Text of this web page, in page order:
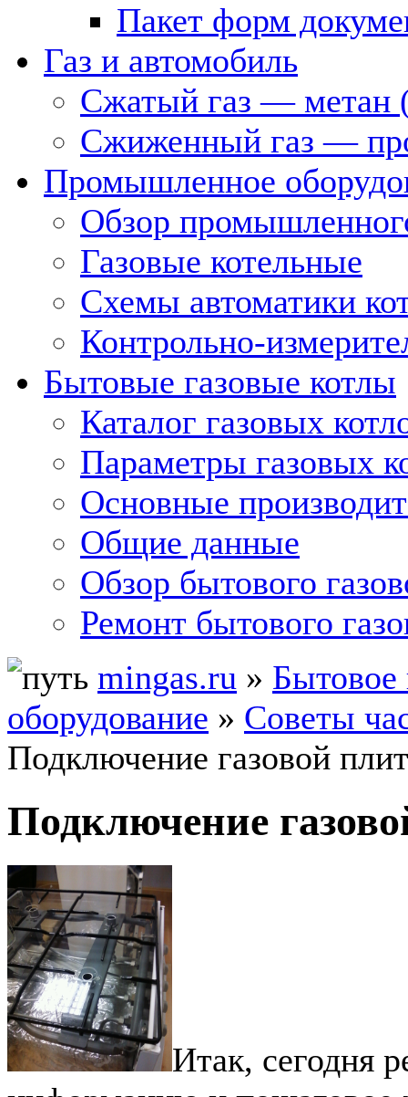
Пакет форм
Газ и автомобиль
Сжатый газ — метан
Сжиженный газ —
Промышленное
Обзор
Газовые котельные
Схемы автоматики
Контрольно-
Бытовые газовые котлы
Каталог газовых
Параметры газовых
Основные
Общие данные
Обзор бытового
Ремонт бытового
mingas.ru » Бытовое
оборудование » Советы
Подключение газовой
Подключение
Итак, сегодня